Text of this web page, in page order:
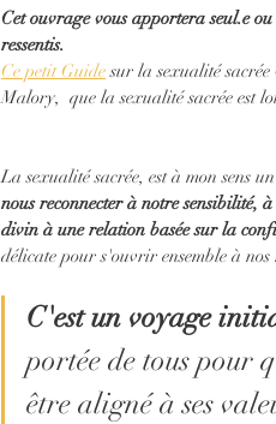
Cet ouvrage vous apportera seul.e
ressentis.
Ce petit Guide sur la sexualité sacrée
Malory,  que la sexualité sacrée est
La sexualité sacrée, est à mon sens
nous reconnecter à notre sensibilité,
divin à une relation basée sur la
délicate pour s'ouvrir ensemble à
C'est un voyage
portée de tous pour
être aligné à ses